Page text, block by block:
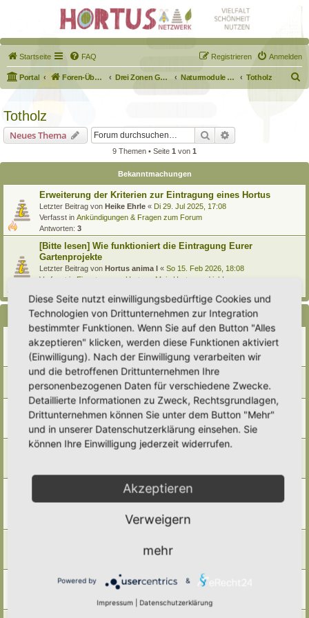
Startseite FAQ Anmelden
Registrieren
Portal Foren-Übersicht Drei Zonen Garten Naturmodule & kleine Biotope Totholz
u
Totholz
Neues Thema Suche
9 Themen • Seite 1 von 1
Bekanntmachungen
Erweiterung der Kriterien zur Eintragung eines Hortus
Letzter Beitrag von Heike Ehrle « Di 29. Jul 2025, 17:08
Verfasst in Ankündigungen & Fragen zum Forum
Antworten: 3
[Bitte lesen] Wie funktioniert die Eintragung Eurer
Gartenprojekte
Letzter Beitrag von Hortus anima l « So 15. Feb 2026, 18:08
Verfasst in Eingetragener Hortus - Mein Hortus und ich!
Themen
Weißfäule und Holzarten
Letzter Beitrag vonSomnia«Do 1. Jan 2026, 10:57
Antworten:5
Wer nutzt welches Totholz?
Letzter Beitrag vonSomnia«Do 1. Jan 2026, 10:56
Totholzimpressionen
Letzter Beitrag von Morgi«Di 16. Sep 2025, 16:20
Antworten:7
Totholz und alte Bäume - ein vielfältiger Lebensraum
Was tue ich mit den Ästen von Thuja, Fichte/Tanne und
«Fr 23. Mai 2025, 09:47
Ein kleines Modul
Alma
Diese Seite nutzt einwilligungsbedürftige Cookies und
Technologien von Drittunternehmen zur Integration
bestimmter Funktionen. Wenn Sie auf den Button "Alles
akzeptieren" klicken, werden diese Funktionen aktiviert
(Einwilligung). Nach der Einwilligung verarbeiten wir
und die betroffenen Drittunternehmen Ihre
personenbezogenen Daten für verschiedene Zwecke.
Detaillierte Informationen zu Zweck, Rechtsgrundlagen,
Drittunternehmen können Sie unter dem Button "Mehr"
und in unserer Datenschutzerklärung einsehen. Sie
können Ihre Einwilligung jederzeit widerrufen.
Akzeptieren
Verweigern
mehr
Powered by &
Impressum Datenschutzerklärung